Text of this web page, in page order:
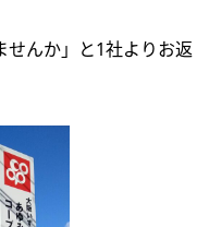
せんか」と1社よりお返